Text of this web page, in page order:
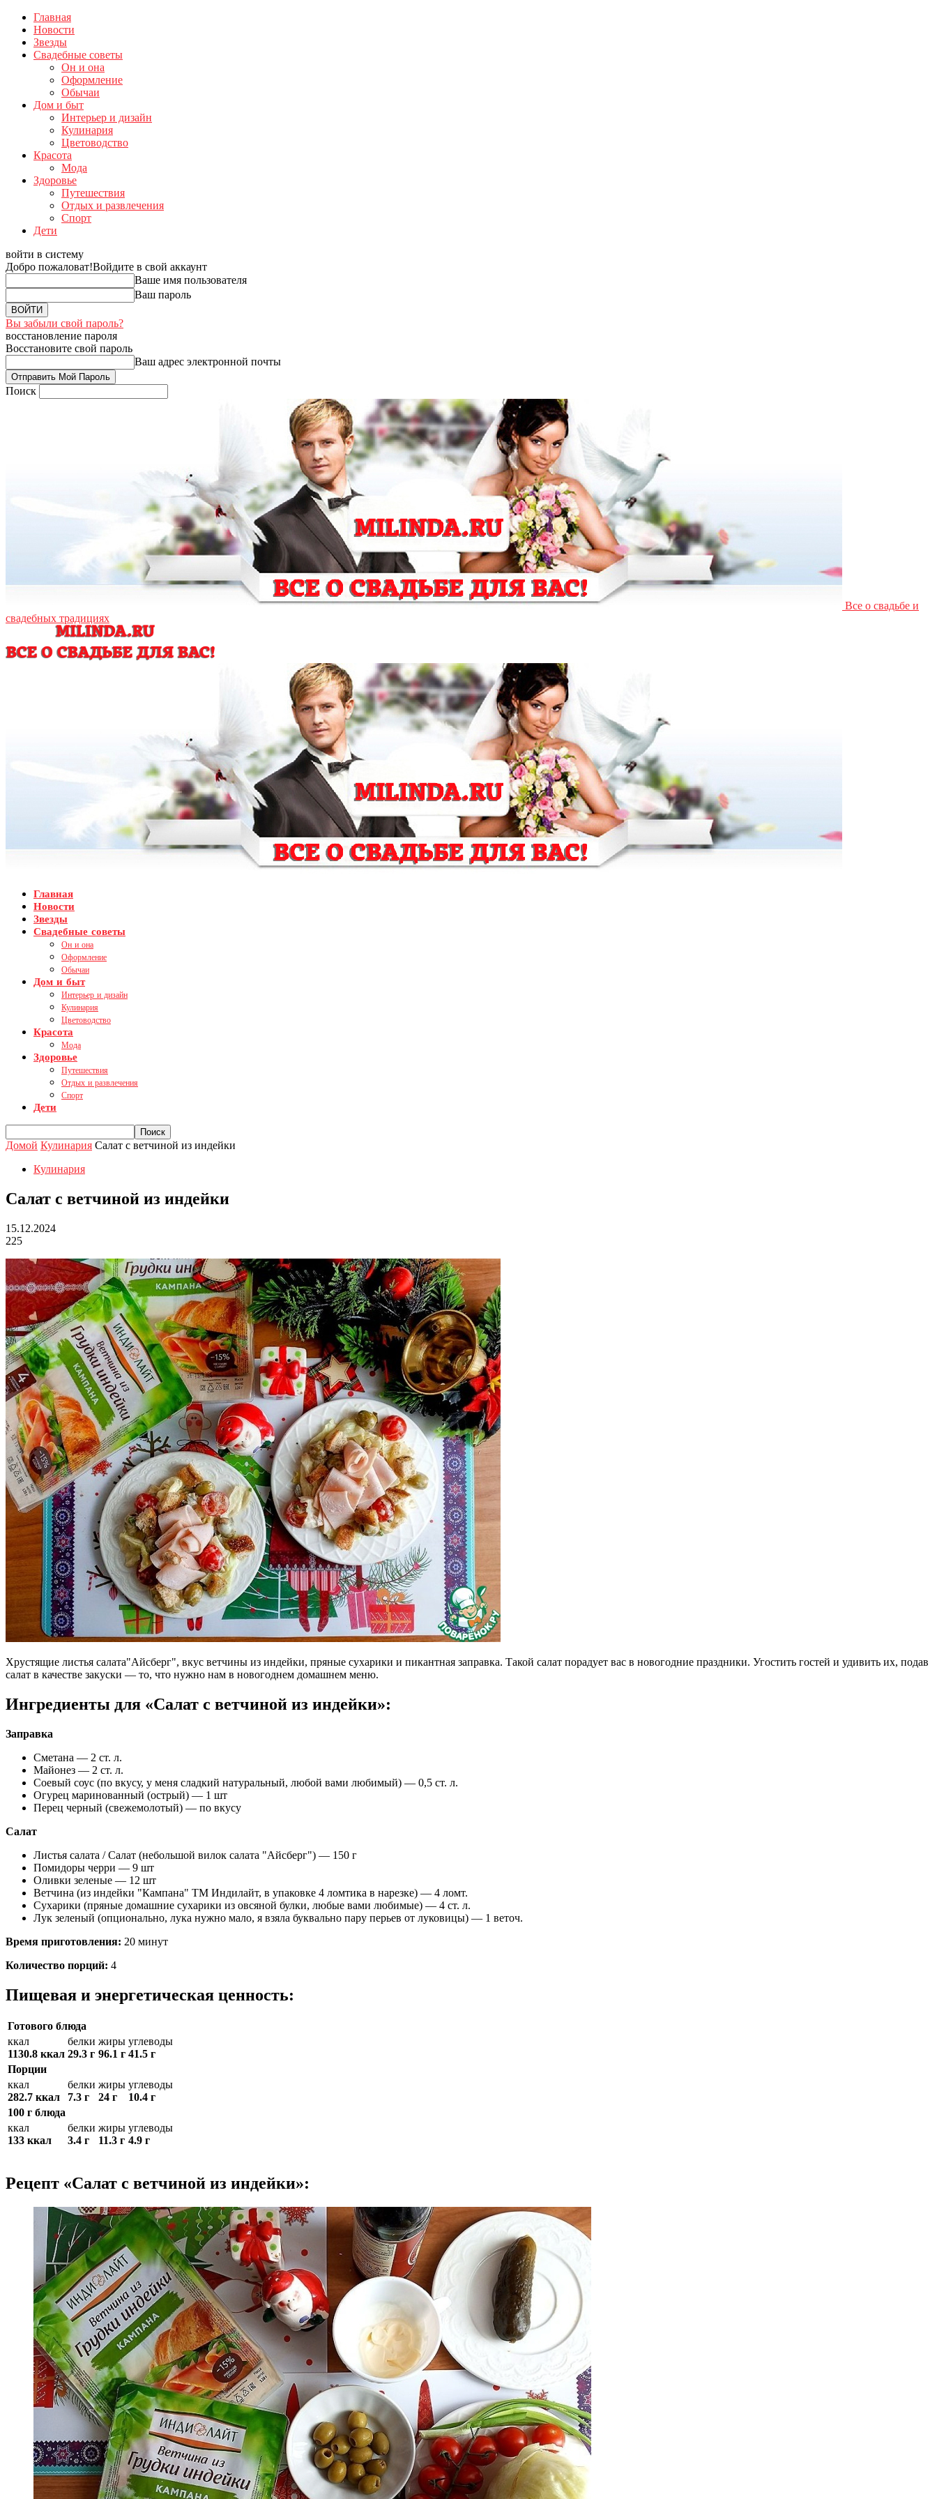
Главная
Новости
Звезды
Свадебные советы
Он и она
Оформление
Обычаи
Дом и быт
Интерьер и дизайн
Кулинария
Цветоводство
Красота
Мода
Здоровье
Путешествия
Отдых и развлечения
Спорт
Дети
войти в систему
Добро пожаловат!Войдите в свой аккаунт
Ваше имя пользователя
Ваш пароль
Вы забыли свой пароль?
восстановление пароля
Восстановите свой пароль
Ваш адрес электронной почты
Поиск
Все о свадьбе и
свадебных традициях
Главная
Новости
Звезды
Свадебные советы
Он и она
Оформление
Обычаи
Дом и быт
Интерьер и дизайн
Кулинария
Цветоводство
Красота
Мода
Здоровье
Путешествия
Отдых и развлечения
Спорт
Дети
Домой Кулинария Салат с ветчиной из индейки
Кулинария
Салат с ветчиной из индейки
15.12.2024
225
Хрустящие листья салата"Айсберг", вкус ветчины из индейки, пряные сухарики и пикантная заправка. Такой салат порадует вас в новогодние праздники. Угостить гостей и удивить их, подав
салат в качестве закуски — то, что нужно нам в новогоднем домашнем меню.
Ингредиенты для «Салат с ветчиной из индейки»:
Заправка
Сметана — 2 ст. л.
Майонез — 2 ст. л.
Соевый соус (по вкусу, у меня сладкий натуральный, любой вами любимый) — 0,5 ст. л.
Огурец маринованный (острый) — 1 шт
Перец черный (свежемолотый) — по вкусу
Салат
Листья салата / Салат (небольшой вилок салата "Айсберг") — 150 г
Помидоры черри — 9 шт
Оливки зеленые — 12 шт
Ветчина (из индейки "Кампана" ТМ Индилайт, в упаковке 4 ломтика в нарезке) — 4 ломт.
Сухарики (пряные домашние сухарики из овсяной булки, любые вами любимые) — 4 ст. л.
Лук зеленый (опционально, лука нужно мало, я взяла буквально пару перьев от луковицы) — 1 веточ.
Время приготовления: 20 минут
Количество порций: 4
Пищевая и энергетическая ценность:
Готового блюда
ккал
1130.8 ккал
белки
29.3 г
жиры
96.1 г
углеводы
41.5 г
Порции
ккал
282.7 ккал
белки
7.3 г
жиры
24 г
углеводы
10.4 г
100 г блюда
ккал
133 ккал
белки
3.4 г
жиры
11.3 г
углеводы
4.9 г
Рецепт «Салат с ветчиной из индейки»: